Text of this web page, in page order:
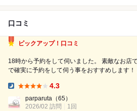
口コミ
ピックアップ！口コミ
18時から予約をして伺いました。 素敵なお店ですが、店内広くはないの
で確実に予約をして伺う事をおすすめします！ メニューの種類が多く、
コンプレット オ チョリソ イベリコ （目玉焼き風タマゴ、イベリコ チョ
リソ、チ－ズ...
4.3
parparuta （65）
2026/02 訪問
1回